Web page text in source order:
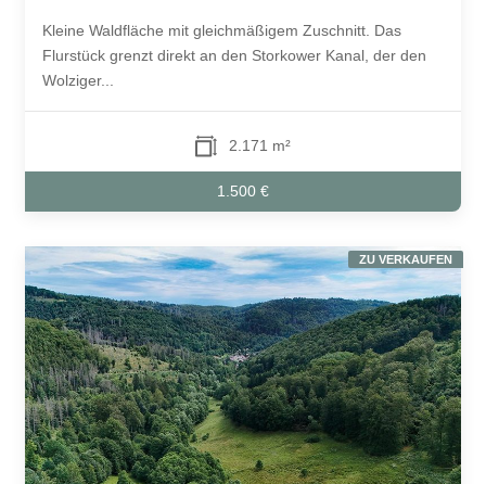
Kleine Waldfläche mit gleichmäßigem Zuschnitt. Das
Flurstück grenzt direkt an den Storkower Kanal, der den
Wolziger...
2.171 m²
1.500 €
ZU VERKAUFEN